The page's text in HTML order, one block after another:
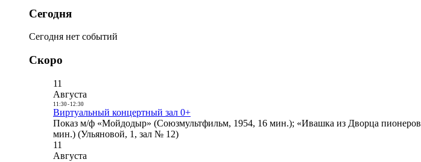
Сегодня
Сегодня нет событий
Скоро
11
Августа
11:30- 12:30
Виртуальный концертный зал 0+
Показ м/ф «Мойдодыр» (Союзмультфильм, 1954, 16 мин.); «Ивашка из Дворца
мин.) (Ульяновой, 1, зал № 12)
11
Августа